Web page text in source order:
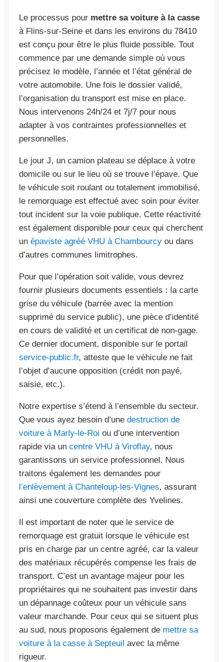
Le processus pour mettre sa voiture à la casse
à Flins-sur-Seine et dans les environs du 78410
est conçu pour être le plus fluide possible. Tout
commence par une demande simple où vous
précisez le modèle, l’année et l’état général de
votre automobile. Une fois le dossier validé,
l’organisation du transport est mise en place.
Nous intervenons 24h/24 et 7j/7 pour nous
adapter à vos contraintes professionnelles et
personnelles.
Le jour J, un camion plateau se déplace à votre
domicile ou sur le lieu où se trouve l’épave. Que
le véhicule soit roulant ou totalement immobilisé,
le remorquage est effectué avec soin pour éviter
tout incident sur la voie publique. Cette réactivité
est également disponible pour ceux qui cherchent
un épaviste agréé VHU à Chambourcy ou dans
d’autres communes limitrophes.
Pour que l’opération soit valide, vous devrez
fournir plusieurs documents essentiels : la carte
grise du véhicule (barrée avec la mention
supprimé du service public), une pièce d’identité
en cours de validité et un certificat de non-gage.
Ce dernier document, disponible sur le portail
service-public.fr, atteste que le véhicule ne fait
l’objet d’aucune opposition (crédit non payé,
saisie, etc.).
Notre expertise s’étend à l’ensemble du secteur.
Que vous ayez besoin d’une destruction de
voiture à Marly-le-Roi ou d’une intervention
rapide via un centre VHU à Viroflay, nous
garantissons un service professionnel. Nous
traitons également les demandes pour
l’enlèvement à Chanteloup-les-Vignes, assurant
ainsi une couverture complète des Yvelines.
Il est important de noter que le service de
remorquage est gratuit lorsque le véhicule est
pris en charge par un centre agréé, car la valeur
des matériaux récupérés compense les frais de
transport. C’est un avantage majeur pour les
propriétaires qui ne souhaitent pas investir dans
un dépannage coûteux pour un véhicule sans
valeur marchande. Pour ceux qui se situent plus
au sud, nous proposons également de mettre sa
voiture à la casse à Septeuil avec la même
rigueur.